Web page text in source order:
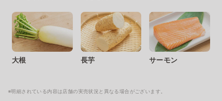
大根 長芋 サーモン
※明細されている内容は店舗の実売状況と異なる場合がございます。